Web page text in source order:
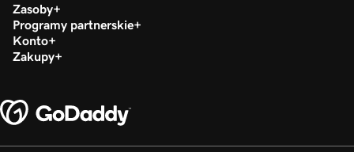
Zasoby
Programy partnerskie
Konto
Zakupy